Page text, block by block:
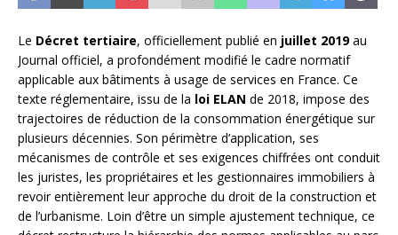
Le Décret tertiaire, officiellement publié en juillet 2019au
Journal officiel, a profondément modifié le cadre normatif
applicable aux bâtiments à usage de services en France. Ce
texte réglementaire, issu de la loi ELAN de 2018, impose des
trajectoires de réduction de la consommation énergétique sur
plusieurs décennies. Son périmètre d’application, ses
mécanismes de contrôle et ses exigences chiffrées ont conduit
les juristes, les propriétaires et les gestionnaires immobiliers à
revoir entièrement leur approche du droit de la construction et
de l’urbanisme. Loin d’être un simple ajustement technique, ce